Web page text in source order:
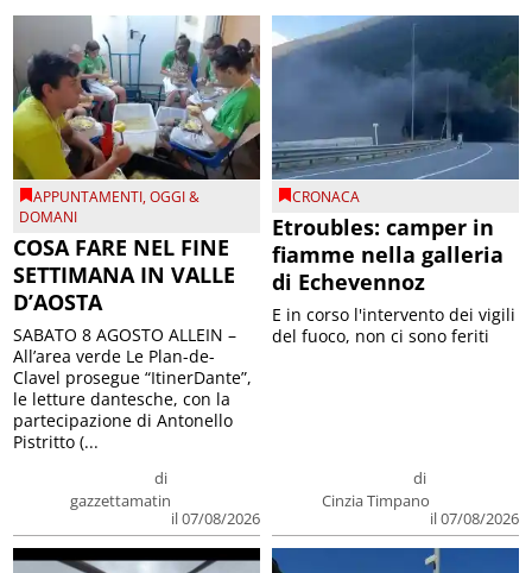
APPUNTAMENTI,OGGI &
DOMANI
COSA FARE NEL FINE
SETTIMANA IN VALLE
D’AOSTA
di
gazzettamatin
il 07/08/2026
SABATO 8 AGOSTO ALLEIN –
All’area verde Le Plan-de-
Clavel prosegue “ItinerDante”,
le letture dantesche, con la
partecipazione di Antonello
Pistritto (...
CRONACA
Etroubles: camper in
fiamme nella galleria
di Echevennoz
di
Cinzia Timpano
il 07/08/2026
E in corso l'intervento dei vigili
del fuoco, non ci sono feriti